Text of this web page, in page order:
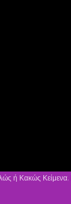
ή Κακώς Κείμενα,